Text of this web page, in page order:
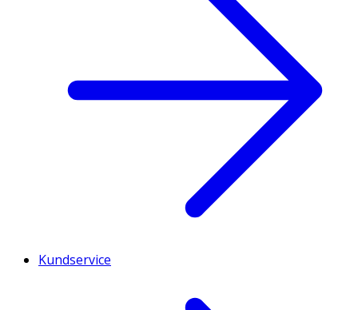
Kundservice